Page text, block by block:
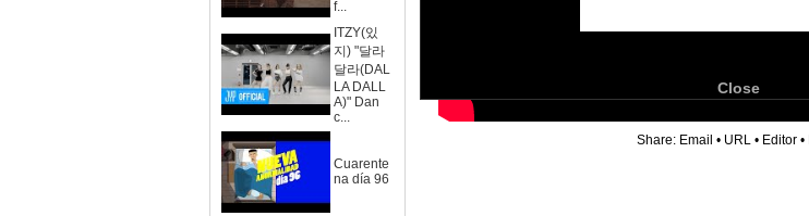
f...
ITZY(있
지) "달라
달라(DAL
LA DALL
A)" Dan
c...
Cuarente
na día 96
Close
Share: Email • URL • Editor •